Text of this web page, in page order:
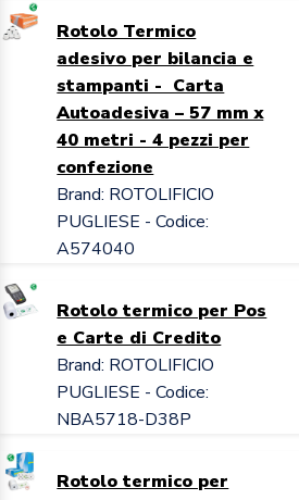
Rotolo Termico
adesivo per bilancia e
stampanti - Carta
Autoadesiva – 57 mm x
40 metri - 4 pezzi per
confezione
Brand: ROTOLIFICIO
PUGLIESE - Codice:
A574040
Rotolo termico per Pos
e Carte di Credito
Brand: ROTOLIFICIO
PUGLIESE - Codice:
NBA5718-D38P
Rotolo termico per